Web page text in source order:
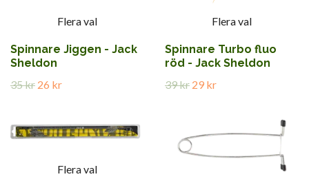
Flera val
Spinnare Jiggen - Jack
Sheldon
35 kr 26 kr
Flera val
Spinnare Turbo fluo
röd - Jack Sheldon
39 kr 29 kr
Flera val